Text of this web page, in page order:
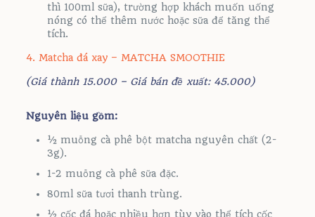
thì 100ml sữa), trường hợp khách muốn uống
nóng có thể thêm nước hoặc sữa để tăng thể
tích.
4. Matcha đá xay – MATCHA SMOOTHIE
(Giá thành 15.000 – Giá bán đề xuất: 45.000)
Nguyên liệu gồm:
½ muỗng cà phê bột matcha nguyên chất (2-
3g).
1-2 muỗng cà phê sữa đặc.
80ml sữa tươi thanh trùng.
½ cốc đá hoặc nhiều hơn tùy vào thể tích cốc